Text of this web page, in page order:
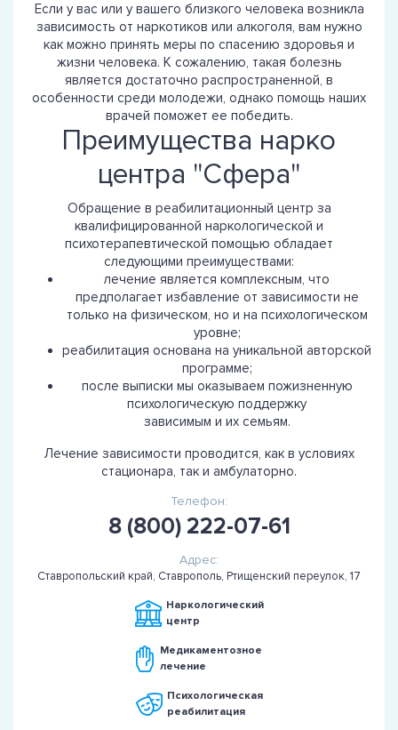
Если у вас или у вашего близкого человека возникла
зависимость от наркотиков или алкоголя, вам нужно
как можно принять меры по спасению здоровья и
жизни человека. К сожалению, такая болезнь
является достаточно распространенной, в
особенности среди молодежи, однако помощь наших
врачей поможет ее победить.
Преимущества нарко
центра "Сфера"
Обращение в реабилитационный центр за
квалифицированной наркологической и
психотерапевтической помощью обладает
следующими преимуществами:
лечение является комплексным, что
предполагает избавление от зависимости не
только на физическом, но и на психологическом
уровне;
реабилитация основана на уникальной авторской
программе;
после выписки мы оказываем пожизненную
психологическую поддержку
зависимым и их семьям.
Лечение зависимости проводится, как в условиях
стационара, так и амбулаторно.
Телефон:
8 (800) 222-07-61
Адрес:
Ставропольский край, Ставрополь, Ртищенский переулок, 17
Наркологический
центр
Медикаментозное
лечение
Психологическая
реабилитация